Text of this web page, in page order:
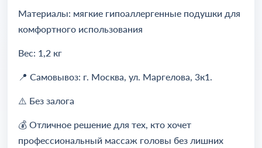
Материалы: мягкие гипоаллергенные подушки для
комфортного использования
Вес: 1,2 кг
📍 Самовывоз: г. Москва, ул. Маргелова, 3к1.
⚠️ Без залога
💰 Отличное решение для тех, кто хочет
профессиональный массаж головы без лишних